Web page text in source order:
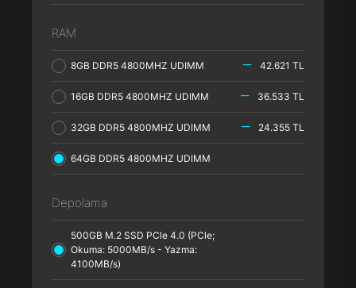
RAM
8GB DDR5 4800MHZ UDIMM 42.621 TL
16GB DDR5 4800MHZ UDIMM 36.533 TL
32GB DDR5 4800MHZ UDIMM 24.355 TL
64GB DDR5 4800MHZ UDIMM
Depolama
500GB M.2 SSD PCle 4.0 (PCle;
Okuma: 5000MB/s - Yazma:
4100MB/s)